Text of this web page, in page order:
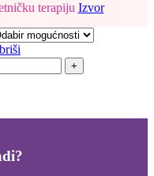
terapiju Izvor